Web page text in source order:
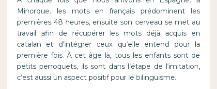
Minorque, les mots en français prédominent les
premières 48 heures, ensuite son cerveau se met au
travail afin de récupérer les mots déjà acquis en
catalan et d’intégrer ceux qu’elle entend pour la
première fois. À cet âge là, tous les enfants sont de
petits perroquets, ils sont dans l’étape de l’imitation,
c’est aussi un aspect positif pour le bilinguisme.